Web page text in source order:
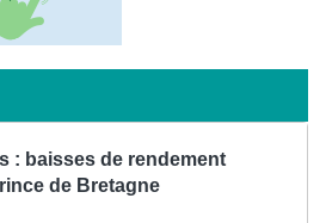
: baisses de rendement
de Bretagne